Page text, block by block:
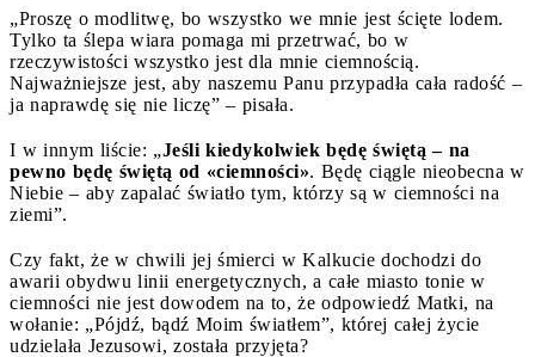
„Proszę o modlitwę, bo wszystko we mnie jest ścięte lodem.
Tylko ta ślepa wiara pomaga mi przetrwać, bo w
rzeczywistości wszystko jest dla mnie ciemnością.
Najważniejsze jest, aby naszemu Panu przypadła cała radość –
ja naprawdę się nie liczę” – pisała.
I w innym liście: „Jeśli kiedykolwiek będę świętą – na
pewno będę świętą od «ciemności». Będę ciągle nieobecna w
Niebie – aby zapalać światło tym, którzy są w ciemności na
ziemi”.
Czy fakt, że w chwili jej śmierci w Kalkucie dochodzi do
awarii obydwu linii energetycznych, a całe miasto tonie w
ciemności nie jest dowodem na to, że odpowiedź Matki, na
wołanie: „Pójdź, bądź Moim światłem”, której całej życie
udzielała Jezusowi, została przyjęta?